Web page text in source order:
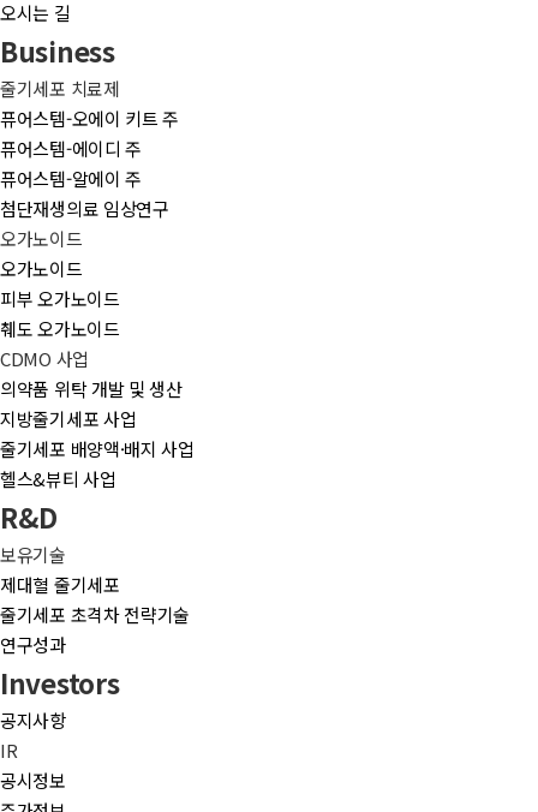
오시는 길
Business
줄기세포 치료제
퓨어스템-오에이 키트 주
퓨어스템-에이디 주
퓨어스템-알에이 주
첨단재생의료 임상연구
오가노이드
오가노이드
피부 오가노이드
췌도 오가노이드
CDMO 사업
의약품 위탁 개발 및 생산
지방줄기세포 사업
줄기세포 배양액·배지 사업
헬스&뷰티 사업
R&D
보유기술
제대혈 줄기세포
줄기세포 초격차 전략기술
연구성과
Investors
공지사항
IR
공시정보